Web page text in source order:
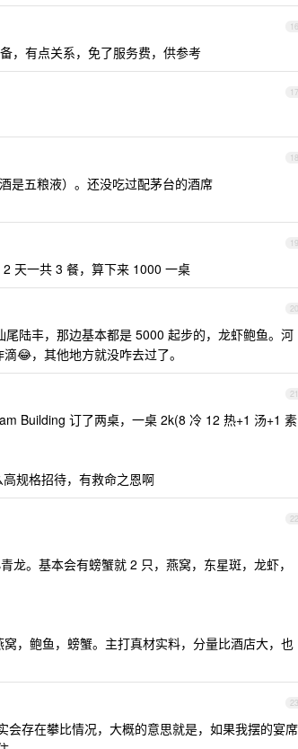
16
，有点关系，免了服务费，供参考
17
18
是五粮液）。还没吃过配茅台的酒席
19
天一共 3 餐，算下来 1000 一桌
20
陆丰，那边基本都是 5000 起步的，龙虾鲍鱼。河
😂，其他地方就没咋去过了。
21
Building 订了两桌，一桌 2k(8 冷 12 热+1 汤+1 素
规格招待，有救命之恩啊
22
。基本会有螃蟹就 2 只，燕窝，东星斑，龙虾，
，鲍鱼，螃蟹。主打真材实料，分量比酒店大，也
23
存在攀比情况，大概的意思就是，如果我摆的宴席